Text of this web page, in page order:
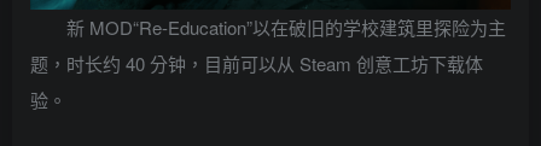
新 MOD“Re-Education”以在破旧的学校建筑里探险为主
题，时长约 40 分钟，目前可以从 Steam 创意工坊下载体
验。